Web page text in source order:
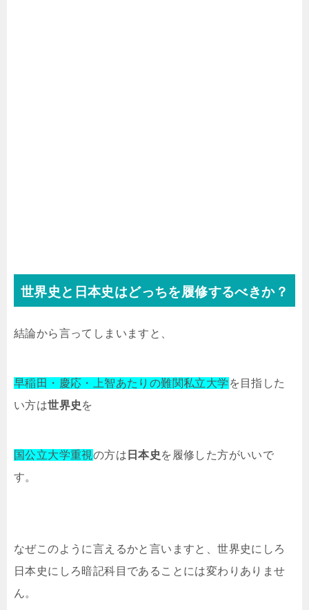
世界史と日本史はどっちを履修するべきか？
結論から言ってしまいますと、
早稲田・慶応・上智あたりの難関私立大学 を目指した
い方は世界史 を
国公立大学重視の方は 日本史 を履修した方がいいで
す。
なぜこのように言えるかと言いますと、世界史にしろ
日本史にしろ暗記科目であることには変わりありませ
ん。